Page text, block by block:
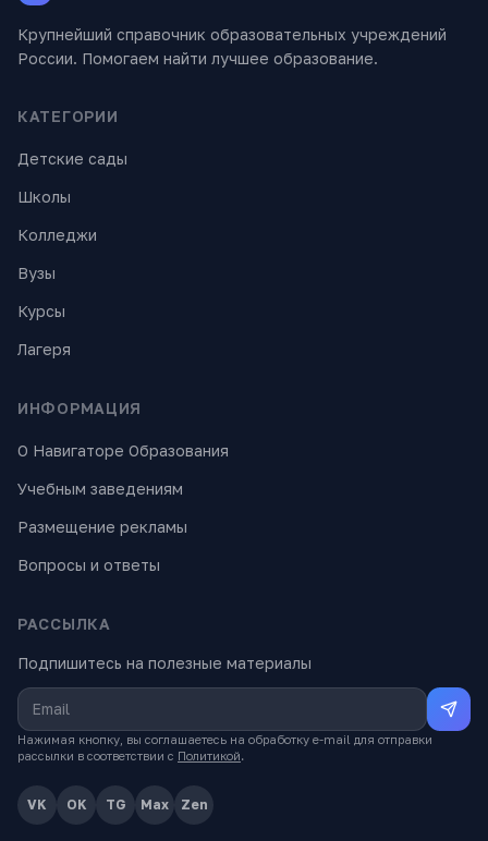
Крупнейший справочник образовательных учреждений
России. Помогаем найти лучшее образование.
КАТЕГОРИИ
Детские сады
Школы
Колледжи
Вузы
Курсы
Лагеря
ИНФОРМАЦИЯ
О Навигаторе Образования
Учебным заведениям
Размещение рекламы
Вопросы и ответы
РАССЫЛКА
Подпишитесь на полезные материалы
Нажимая кнопку, вы соглашаетесь на обработку e-mail для отправки
рассылки в соответствии с Политикой.
VK OK TG Max Zen